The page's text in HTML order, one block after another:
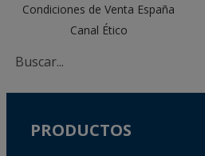
Condiciones de Venta España
Canal Ético
PRODUCTOS